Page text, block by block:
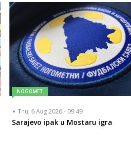
NOGOMET
Thu, 6 Aug 2026 - 09:49
Sarajevo ipak u Mostaru igra